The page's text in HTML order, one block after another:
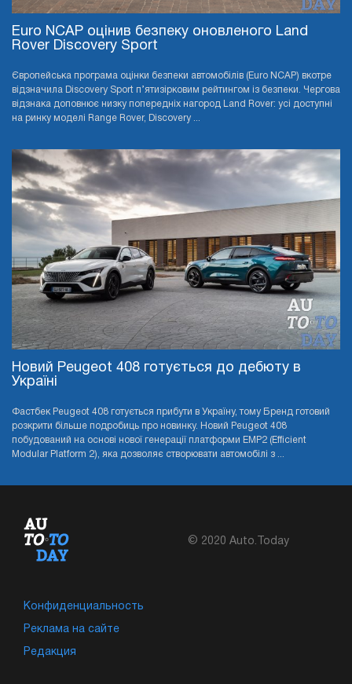
Euro NCAP оцінив безпеку оновленого Land
Rover Discovery Sport
Європейська програма оцінки безпеки автомобілів (Euro NCAP) вкотре
відзначила Discovery Sport п’ятизірковим рейтингом із безпеки. Чергова
відзнака доповнює низку попередніх нагород Land Rover: усі доступні
на ринку моделі Range Rover, Discovery ...
Новий Peugeot 408 готується до дебюту в
Україні
Фастбек Peugeot 408 готується прибути в Україну, тому Бренд готовий
розкрити більше подробиць про новинку. Новий Peugeot 408
побудований на основі нової генерації платформи EMP2 (Efficient
Modular Platform 2), яка дозволяє створювати автомобілі з ...
© 2020 Auto.Today
Конфиденциальность
Реклама на сайте
Редакция